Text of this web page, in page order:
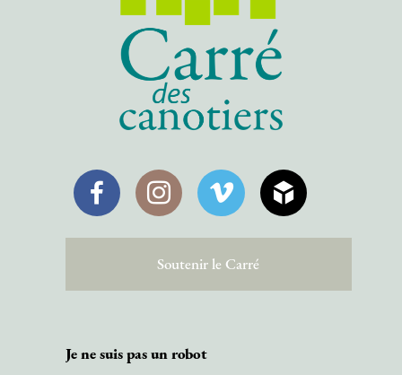
Soutenir le Carré
Je ne suis pas un robot